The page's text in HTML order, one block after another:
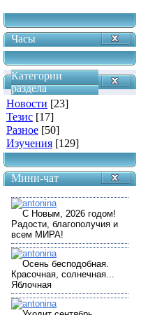
Часы
Категории
раздела
Новости [23]
Тезис [17]
Разное [50]
Изучения [129]
Мини-чат